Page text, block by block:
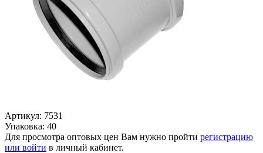
Артикул: 7531
Упаковка: 40
Для просмотра оптовых цен Вам нужно пройти регистрацию
или войти в личный кабинет.